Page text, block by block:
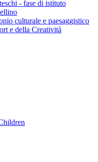
- fase di istituto
culturale e paesaggistico
e della Creatività